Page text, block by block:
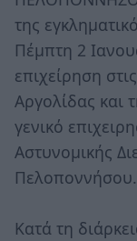
της
Πέμπτη 2
επιχείρηση
Αργολίδας και
γενικό
Αστυνομικής
Πελοποννήσου.
Κατά τη